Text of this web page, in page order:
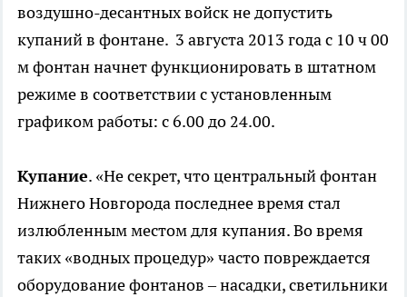
воздушно-десантных войск не допустить
купаний в фонтане. 3 августа 2013 года с 10 ч 00
м фонтан начнет функционировать в штатном
режиме в соответствии с установленным
графиком работы: с 6.00 до 24.00.
Купание. «Не секрет, что центральный фонтан
Нижнего Новгорода последнее время стал
излюбленным местом для купания. Во время
таких «водных процедур» часто повреждается
оборудование фонтанов – насадки, светильники